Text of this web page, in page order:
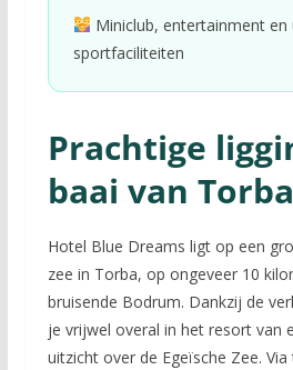
Miniclub, entertainment en
sportfaciliteiten
Prachtige
baai van Torba
Hotel Blue Dreams ligt op een
zee in Torba, op ongeveer 10
bruisende Bodrum. Dankzij de
je vrijwel overal in het resort van
uitzicht over de Egeïsche Zee.